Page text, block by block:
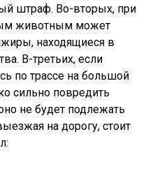
штраф. Во-вторых, при
животным может
находящиеся в
В-третьих, если
по трассе на большой
сильно повредить
не будет подлежать
на дорогу, стоит